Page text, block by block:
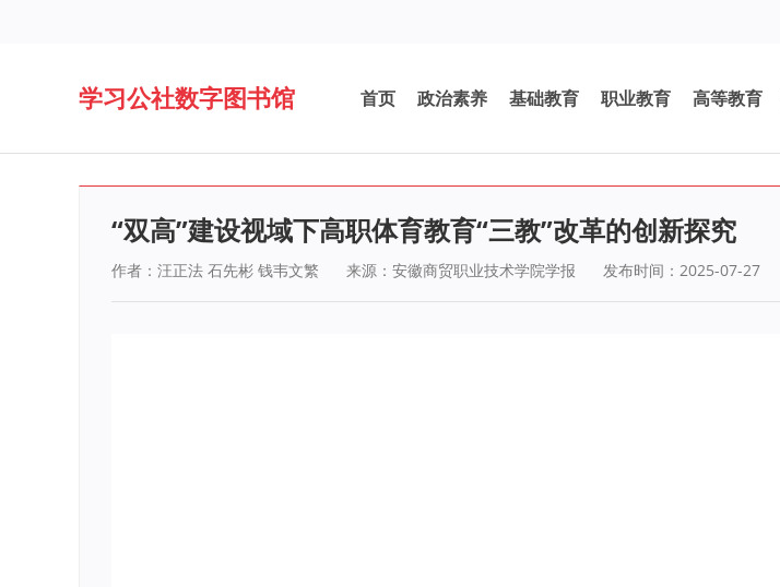
学习公社数字图书馆 首页 政治素养 基础教育 职业教育 高等教育
“双高”建设视域下高职体育教育“三教”改革的创新探究
作者：汪正法 石先彬 钱韦文繁 来源：安徽商贸职业技术学院学报 发布时间：2025-07-27